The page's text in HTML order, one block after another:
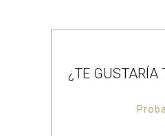
¿TE GUSTARÍA